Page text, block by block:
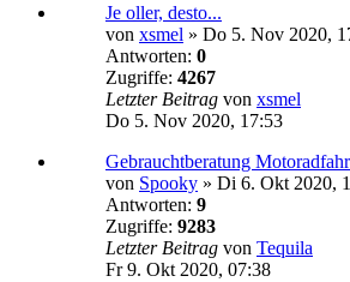
Je oller, desto...
von xsmel » Do 5. Nov 2020,
Antworten: 0
Zugriffe: 4267
Letzter Beitrag von xsmel
Do 5. Nov 2020, 17:53
Gebrauchtberatung
von Spooky » Di 6. Okt 2020,
Antworten: 9
Zugriffe: 9283
Letzter Beitrag von Tequila
Fr 9. Okt 2020, 07:38